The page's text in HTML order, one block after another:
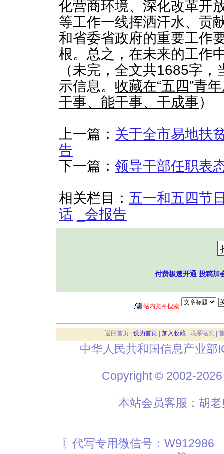
化营商环境、深化改革开
等工作一线挥洒汗水、贡
和省委省政府的重要工作
根。总之，在未来的工
（未完，全文共1685字
示信息。 收藏在“五四”青
干事、能干事、干成事）
上一篇： 关于全市易地扶
告
下一篇： 领导干部任职表
相关栏目： 五一和五四节
话
_会报告
付费极速开通 投稿加
站内文章搜索
返回首页| 设为首页| 加入收藏| 联系站长
中华人民共和国信息产业部
Copyright © 2002-
本站会员客服：胡
〖代写专用微信号：